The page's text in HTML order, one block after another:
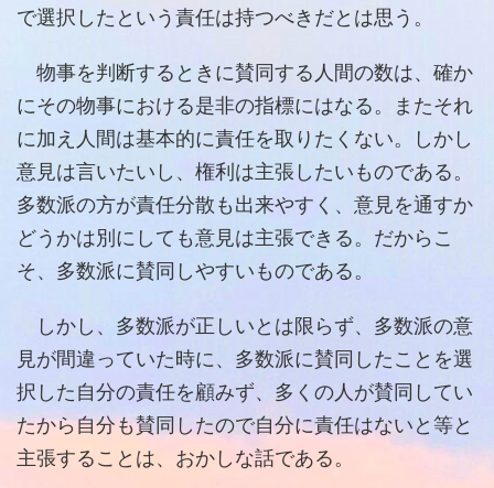
で選択したという責任は持つべきだとは思う。
物事を判断するときに賛同する人間の数は、確か
にその物事における是非の指標にはなる。またそれ
に加え人間は基本的に責任を取りたくない。しかし
意見は言いたいし、権利は主張したいものである。
多数派の方が責任分散も出来やすく、意見を通すか
どうかは別にしても意見は主張できる。だからこ
そ、多数派に賛同しやすいものである。
しかし、多数派が正しいとは限らず、多数派の意
見が間違っていた時に、多数派に賛同したことを選
択した自分の責任を顧みず、多くの人が賛同してい
たから自分も賛同したので自分に責任はないと等と
主張することは、おかしな話である。